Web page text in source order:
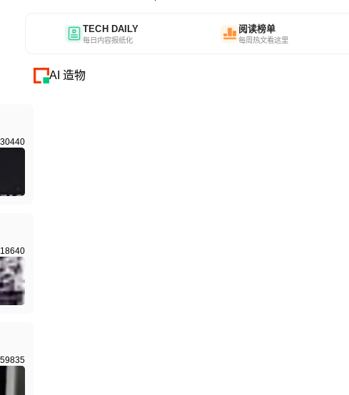
TECH DAILY
每日内容报纸化
阅读榜单
每周热文看这里
AI 造物